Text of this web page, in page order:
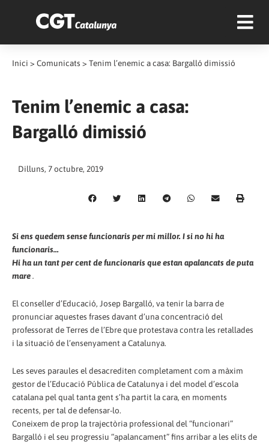
Inici > Comunicats > Tenim l’enemic a casa: Bargalló dimissió
Tenim l’enemic a casa:
Bargalló dimissió
Dilluns, 7 octubre, 2019
Si ens quedem sense funcionaris per mi millor. I si no hi ha
funcionaris...
Hi ha un tant per cent de funcionaris que estan apalancats de puta
mare.
El conseller d’Educació, Josep Bargalló, va tenir la barra de
pronunciar aquestes frases davant d’una concentració del
professorat de Terres de l’Ebre que protestava contra les retallades
i la situació de l’ensenyament a Catalunya.
Les seves paraules el desacrediten completament com a màxim
gestor de l’Educació Pública de Catalunya i del model d’escola
catalana pel qual tanta gent s’ha partit la cara, en moments
recents, per tal de defensar-lo.
Coneixem de prop la trajectòria professional del “funcionari”
Bargalló i el seu progressiu “apalancament” fins arribar a les elits de